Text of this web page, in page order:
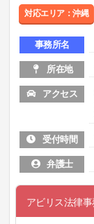
対応エリア：沖縄
事務所名
所在地
アクセス
受付時間
弁護士
アビリス法律